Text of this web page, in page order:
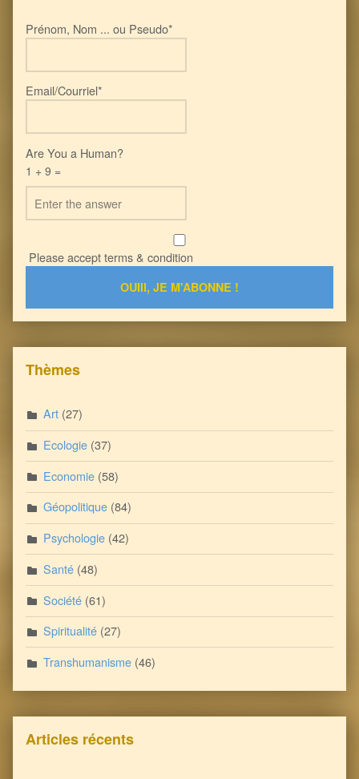
Prénom, Nom ... ou Pseudo*
Email/Courriel*
Are You a Human?
1 + 9 =
Please accept terms & condition
Thèmes
Art (27)
Ecologie (37)
Economie (58)
Géopolitique (84)
Psychologie (42)
Santé (48)
Société (61)
Spiritualité (27)
Transhumanisme (46)
Articles récents